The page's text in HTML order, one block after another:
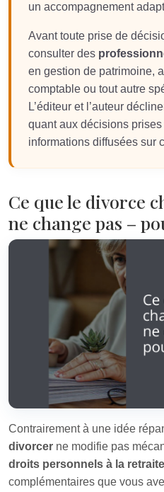
un accompagnement
Avant toute prise de
consulter des
en gestion de patrimoine,
comptable ou tout autre
L’éditeur et l’auteur
quant aux décisions
informations diffusées sur
Ce que le divorce
ne change pas –
Contrairement à une idée
divorcer ne modifie pas
droits personnels à la retraite
complémentaires que vous